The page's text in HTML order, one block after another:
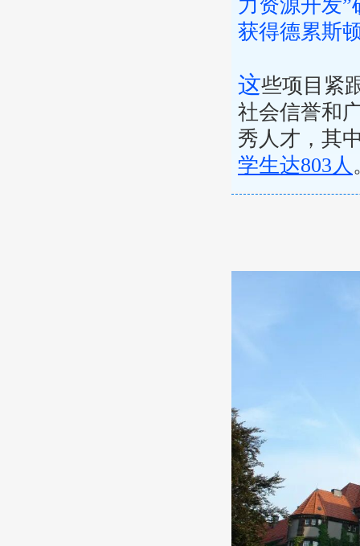
力资源开发
获得德累斯
这些项目紧
社会信誉和
秀人才，其
学生达803人